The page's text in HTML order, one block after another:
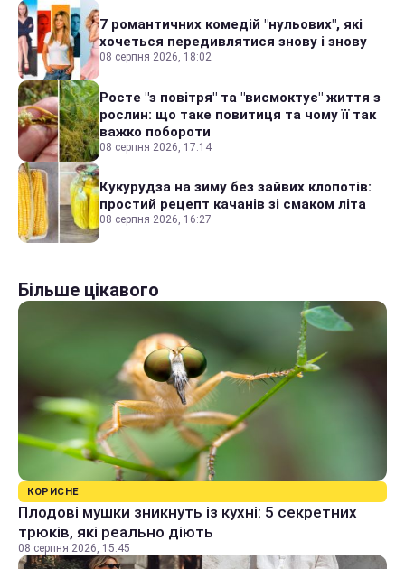
7 романтичних комедій "нульових", які
хочеться передивлятися знову і знову
08 серпня 2026, 18:02
Росте "з повітря" та "висмоктує" життя з
рослин: що таке повитиця та чому її так
важко побороти
08 серпня 2026, 17:14
Кукурудза на зиму без зайвих клопотів:
простий рецепт качанів зі смаком літа
08 серпня 2026, 16:27
Більше цікавого
КОРИСНЕ
Плодові мушки зникнуть із кухні: 5 секретних
трюків, які реально діють
08 серпня 2026, 15:45